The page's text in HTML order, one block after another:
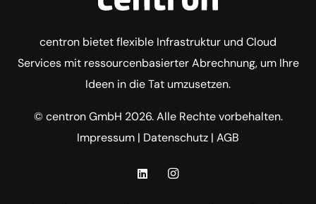
centron bietet flexible Infrastruktur und Cloud
Services mit ressourcenbasierter Abrechnung, um Ihre
Ideen in die Tat umzusetzen.
© centron GmbH 2026. Alle Rechte vorbehalten.
Impressum | Datenschutz | AGB